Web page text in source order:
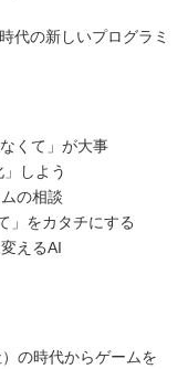
代の新しいプログラミ
くて」が大事
しよう
の相談
」をカタチにする
えるAI
の時代からゲームを